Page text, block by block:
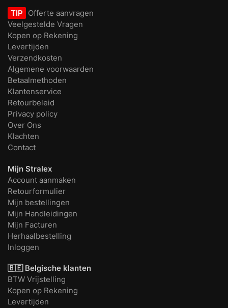
TIP
Offerte aanvragen
Veelgestelde Vragen
Kopen op Rekening
Levertijden
Verzendkosten
Algemene voorwaarden
Betaalmethoden
Klantenservice
Retourbeleid
Privacy policy
Over Ons
Klachten
Contact
Mijn Stralex
Account aanmaken
Retourformulier
Mijn bestellingen
Mijn Handleidingen
Mijn Facturen
Herhaalbestelling
Inloggen
🇧🇪 Belgische klanten
BTW Vrijstelling
Kopen op Rekening
Levertijden